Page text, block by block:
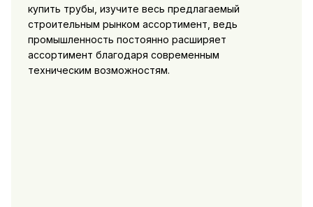
купить трубы, изучите весь предлагаемый
строительным рынком ассортимент, ведь
промышленность постоянно расширяет
ассортимент благодаря современным
техническим возможностям.